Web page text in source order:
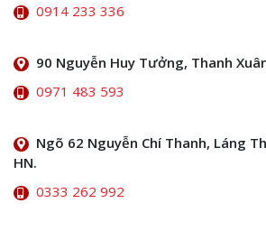
0914 233 336
90 Nguyễn Huy Tưởng, Thanh
0971 483 593
Ngõ 62 Nguyễn Chí Thanh, Láng
HN.
0333 262 992